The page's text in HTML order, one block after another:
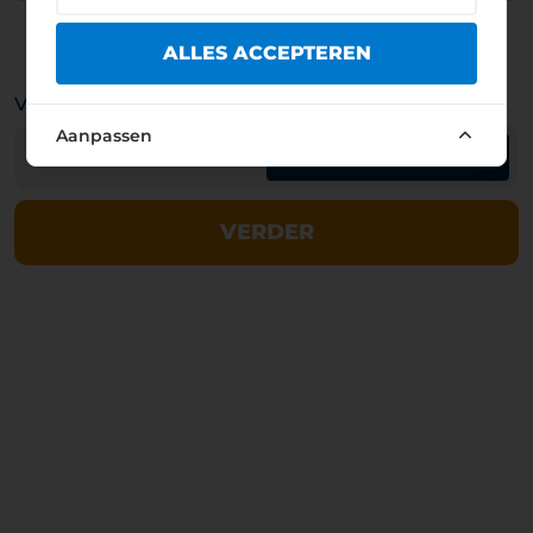
Basisparkeren via een andere aanbieder
Valuta van betaling
VERDER
ALLES ACCEPTEREN
Aanpassen